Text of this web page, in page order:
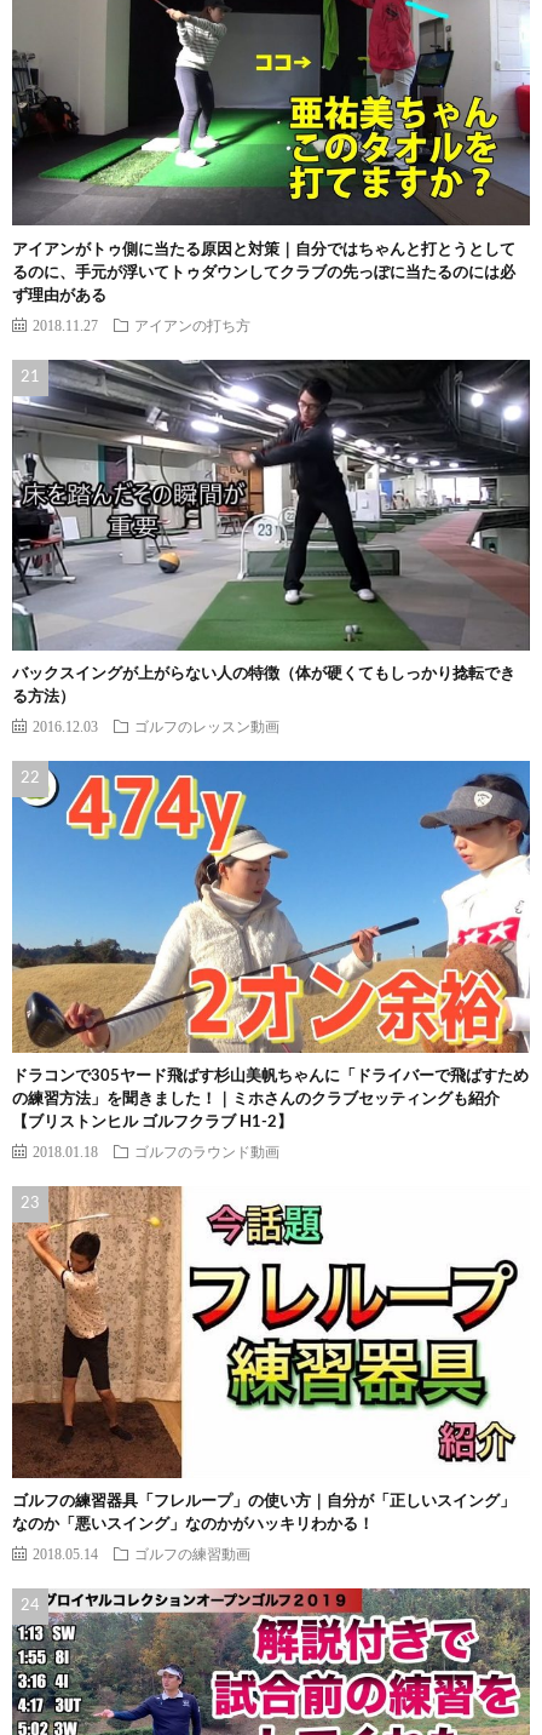
アイアンがトゥ側に当たる原因と対策｜自分ではちゃんと打とうとして
るのに、手元が浮いてトゥダウンしてクラブの先っぽに当たるのには必
ず理由がある
2018.11.27 アイアンの打ち方
バックスイングが上がらない人の特徴（体が硬くてもしっかり捻転でき
る方法）
2016.12.03 ゴルフのレッスン動画
ドラコンで305ヤード飛ばす杉山美帆ちゃんに「ドライバーで飛ばすため
の練習方法」を聞きました！｜ミホさんのクラブセッティングも紹介
【ブリストンヒル ゴルフクラブ H1-2】
2018.01.18 ゴルフのラウンド動画
ゴルフの練習器具「フレループ」の使い方｜自分が「正しいスイング」
なのか「悪いスイング」なのかがハッキリわかる！
2018.05.14 ゴルフの練習動画